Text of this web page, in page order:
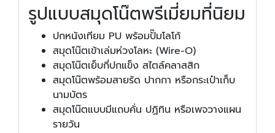
รูปแบบสมุดโน๊ตพรีเมี่ยมที่นิยม
ปกหนังเทียม PU พร้อมปั๊มโลโก้
สมุดโน๊ตเข้าเล่มห่วงโลหะ (Wire-O)
สมุดโน๊ตเย็บกี่ปกแข็ง สไตล์คลาสสิก
สมุดโน๊ตพร้อมสายรัด ปากกา หรือกระเป๋าเก็บ
นามบัตร
สมุดโน๊ตแบบมีแถบคั่น ปฏิทิน หรือเพจวางแผน
รายวัน